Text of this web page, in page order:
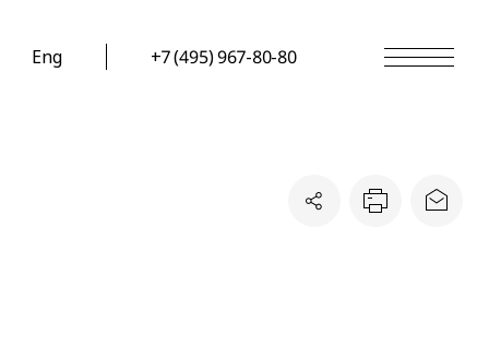
Eng +7 (495) 967-80-80